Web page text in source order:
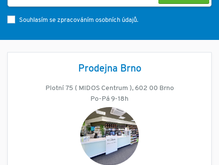
Souhlasím se zpracováním osobních údajů.
Prodejna Brno
Plotní 75 ( MIDOS Centrum ), 602 00 Brno
Po-Pá 9-18h